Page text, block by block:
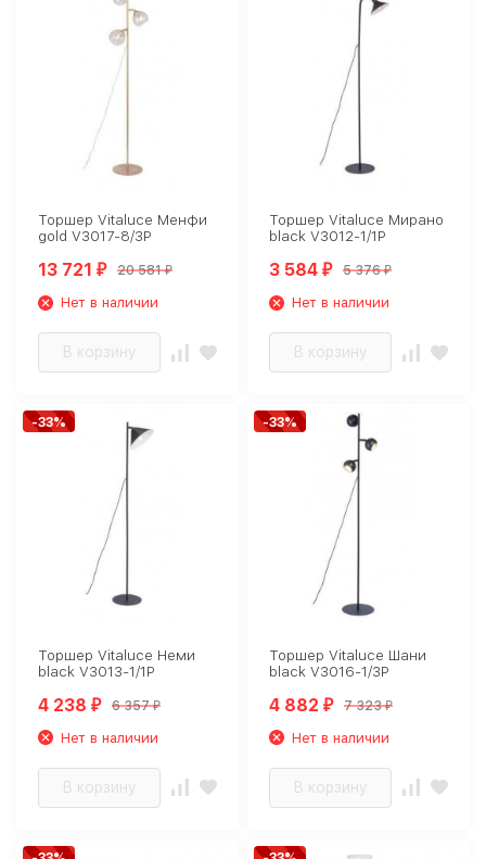
Торшер Vitaluce Менфи
gold V3017-8/3P
13 721₽ 20 581₽
Нет в наличии
В корзину
Торшер Vitaluce Мирано
black V3012-1/1P
3 584₽ 5 376₽
Нет в наличии
В корзину
-33%
Торшер Vitaluce Неми
black V3013-1/1P
4 238₽ 6 357₽
Нет в наличии
В корзину
-33%
Торшер Vitaluce Шани
black V3016-1/3P
4 882₽ 7 323₽
Нет в наличии
В корзину